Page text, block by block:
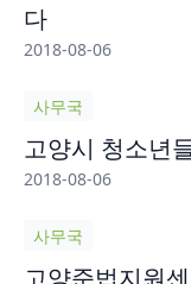
다
2018-08-06
사무국
고양시 청소년
2018-08-06
사무국
고양준법지원